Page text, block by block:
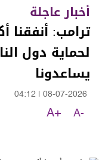
أخبار عاجلة
ترامب: أنفقنا
لحماية دول
يساعدونا
08-07-2026
04:12
A-
A+